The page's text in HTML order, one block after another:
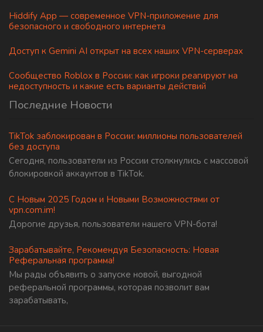
Hiddify App — современное VPN-приложение для
безопасного и свободного интернета
Доступ к Gemini AI открыт на всех наших VPN-серверах
Сообщество Roblox в России: как игроки реагируют на
недоступность и какие есть варианты действий
Последние Новости
TikTok заблокирован в России: миллионы пользователей
без доступа
Сегодня, пользователи из России столкнулись с массовой
блокировкой аккаунтов в TikTok.
С Новым 2025 Годом и Новыми Возможностями от
vpn.com.im!
Дорогие друзья, пользователи нашего VPN-бота!
Зарабатывайте, Рекомендуя Безопасность: Новая
Реферальная программа!
Мы рады объявить о запуске новой, выгодной
реферальной программы, которая позволит вам
зарабатывать,